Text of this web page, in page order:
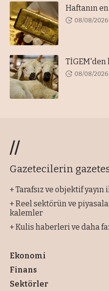
Haftanın
08/08/2026
TİGEM'den
08/08/2026
//
Gazetecilerin
+ Tarafsız ve objektif yayın
+ Reel sektörün ve
kalemler
+ Kulis haberleri ve daha
Ekonomi
Finans
Sektörler